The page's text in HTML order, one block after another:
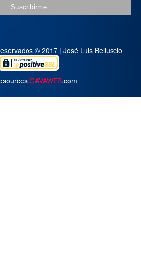
© 2017 | José Luis Belluscio
GAVAWEB.com